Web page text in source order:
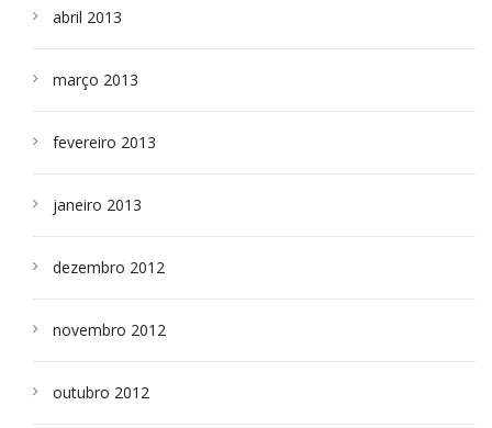
abril 2013
março 2013
fevereiro 2013
janeiro 2013
dezembro 2012
novembro 2012
outubro 2012